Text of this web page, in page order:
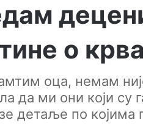
о
оца, немам
да ми они коjи су
детаље по коjима